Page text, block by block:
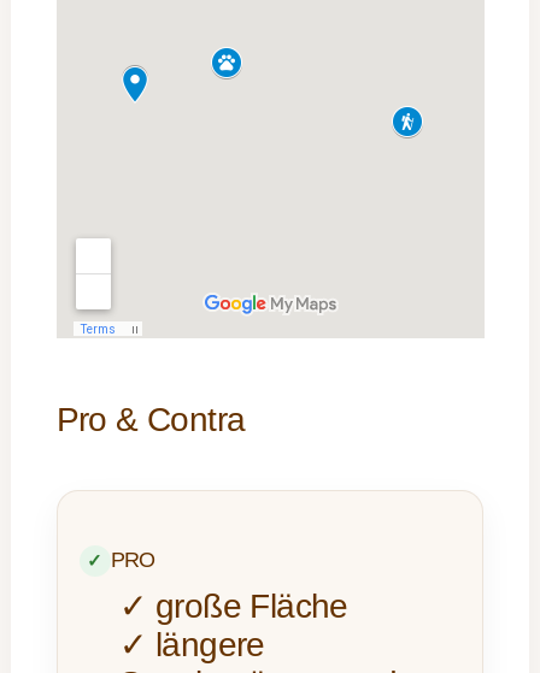
Pro & Contra
PRO
✓ große Fläche
✓ längere